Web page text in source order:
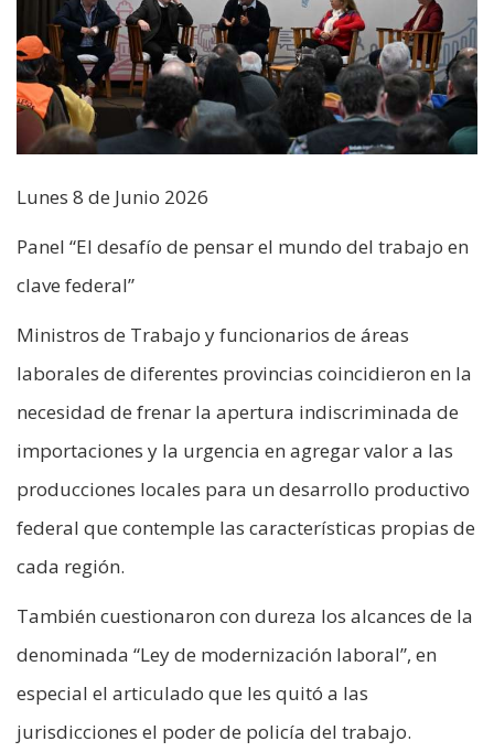
Lunes 8 de Junio 2026
Panel “El desafío de pensar el mundo del trabajo en
clave federal”
Ministros de Trabajo y funcionarios de áreas
laborales de diferentes provincias coincidieron en la
necesidad de frenar la apertura indiscriminada de
importaciones y la urgencia en agregar valor a las
producciones locales para un desarrollo productivo
federal que contemple las características propias de
cada región.
También cuestionaron con dureza los alcances de la
denominada “Ley de modernización laboral”, en
especial el articulado que les quitó a las
jurisdicciones el poder de policía del trabajo.